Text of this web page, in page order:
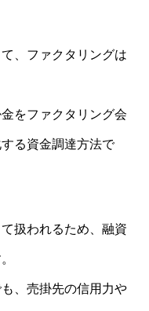
、ファクタリングは
をファクタリング会
る資金調達方法で
扱われるため、融資
、売掛先の信用力や